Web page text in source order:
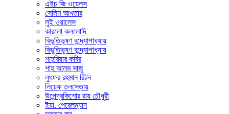
এইচ জি ওয়েলস
সেলিম আখতার
লুই ওয়ালেস
কারলো কললোদি
বিভূতিভূষণ বন্দ্যোপাধ্যায়
বিভূতিভূষণ বন্দ্যোপাধ্যায়
শাহরিয়ার কবির
শাহ আলম সাজু
লুৎফর রহমান রিটন
লিয়েফ্ তলস্তোয়
উপেন্দ্রকিশোর রায় চৌধুরী
ইয়া. পেরেলম্যান